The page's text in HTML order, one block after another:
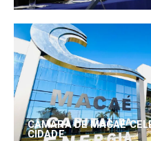
CÂMARA DE MACAÉ
CIDADE